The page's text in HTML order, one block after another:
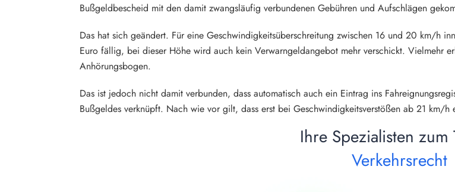
Bußgeldbescheid mit den damit zwangsläufig verbundenen Gebühren und Aufschlägen
Das hat sich geändert. Für eine Geschwindigkeitsüberschreitung zwischen 16 und 20 km/h
Euro fällig, bei dieser Höhe wird auch kein Verwarngeldangebot mehr verschickt. Vielmehr
Anhörungsbogen.
Das ist jedoch nicht damit verbunden, dass automatisch auch ein Eintrag ins
Bußgeldes verknüpft. Nach wie vor gilt, dass erst bei Geschwindigkeitsverstößen ab 21 km/h
Ihre Spezialisten zum
Verkehrsrecht